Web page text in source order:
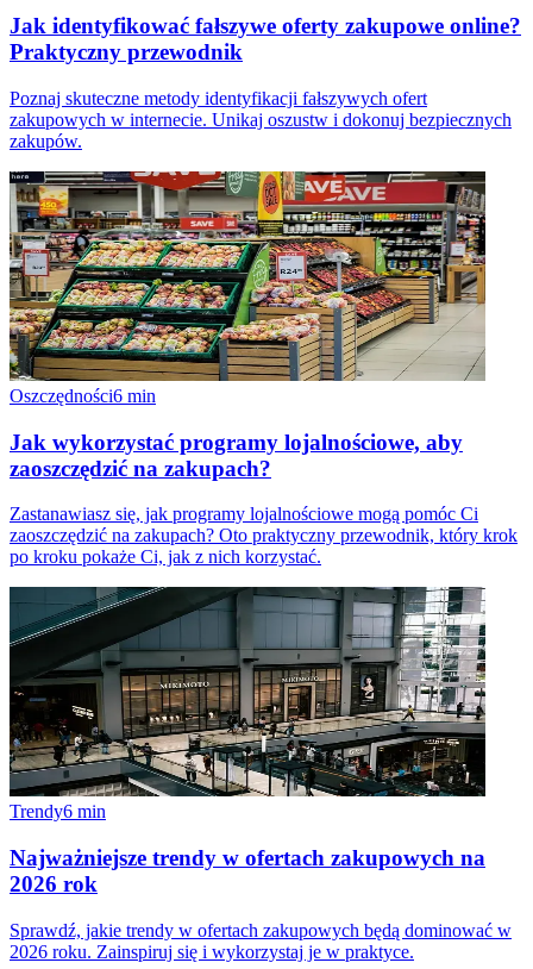
Jak identyfikować fałszywe oferty zakupowe online?
Praktyczny przewodnik
Poznaj skuteczne metody identyfikacji fałszywych ofert
zakupowych w internecie. Unikaj oszustw i dokonuj bezpiecznych
zakupów.
Oszczędności6 min
Jak wykorzystać programy lojalnościowe, aby
zaoszczędzić na zakupach?
Zastanawiasz się, jak programy lojalnościowe mogą pomóc Ci
zaoszczędzić na zakupach? Oto praktyczny przewodnik, który krok
po kroku pokaże Ci, jak z nich korzystać.
Trendy6 min
Najważniejsze trendy w ofertach zakupowych na
2026 rok
Sprawdź, jakie trendy w ofertach zakupowych będą dominować w
2026 roku. Zainspiruj się i wykorzystaj je w praktyce.